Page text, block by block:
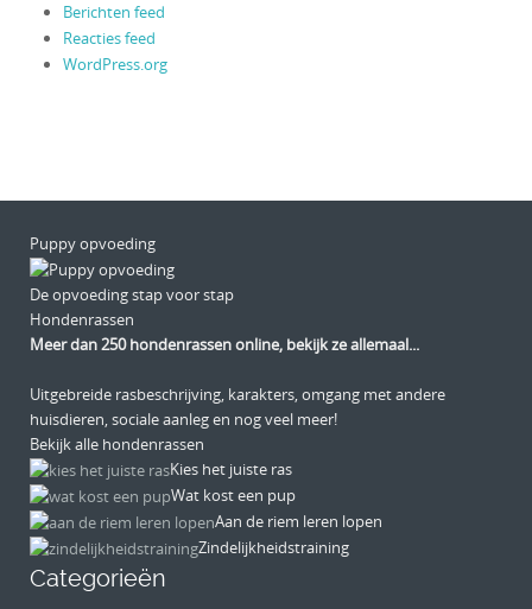
Berichten feed
Reacties feed
WordPress.org
Puppy opvoeding
De opvoeding stap voor stap
Hondenrassen
Meer dan 250 hondenrassen online, bekijk ze allemaal...
Uitgebreide rasbeschrijving, karakters, omgang met andere
huisdieren, sociale aanleg en nog veel meer!
Bekijk alle hondenrassen
Kies het juiste ras
Wat kost een pup
Aan de riem leren lopen
Zindelijkheidstraining
Categorieën